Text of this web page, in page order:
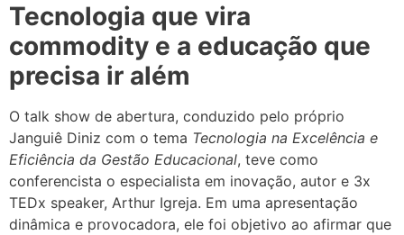
Tecnologia que vira
commodity e a educação que
precisa ir além
O talk show de abertura, conduzido pelo próprio
Janguiê Diniz com o tema Tecnologia na Excelência e
Eficiência da Gestão Educacional, teve como
conferencista o especialista em inovação, autor e 3x
TEDx speaker, Arthur Igreja. Em uma apresentação
dinâmica e provocadora, ele foi objetivo ao afirmar que